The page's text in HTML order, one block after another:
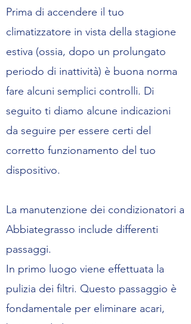
Prima di accendere il tuo
climatizzatore in vista della stagione
estiva (ossia, dopo un prolungato
periodo di inattività) è buona norma
fare alcuni semplici controlli. Di
seguito ti diamo alcune indicazioni
da seguire per essere certi del
corretto funzionamento del tuo
dispositivo.
La manutenzione dei condizionatori a
Abbiategrasso include differenti
passaggi.
In primo luogo viene effettuata la
pulizia dei filtri. Questo passaggio è
fondamentale per eliminare acari,